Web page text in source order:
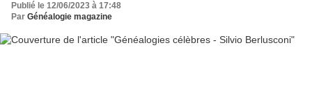
Publié le 12/06/2023 à 17:48
Par Généalogie magazine